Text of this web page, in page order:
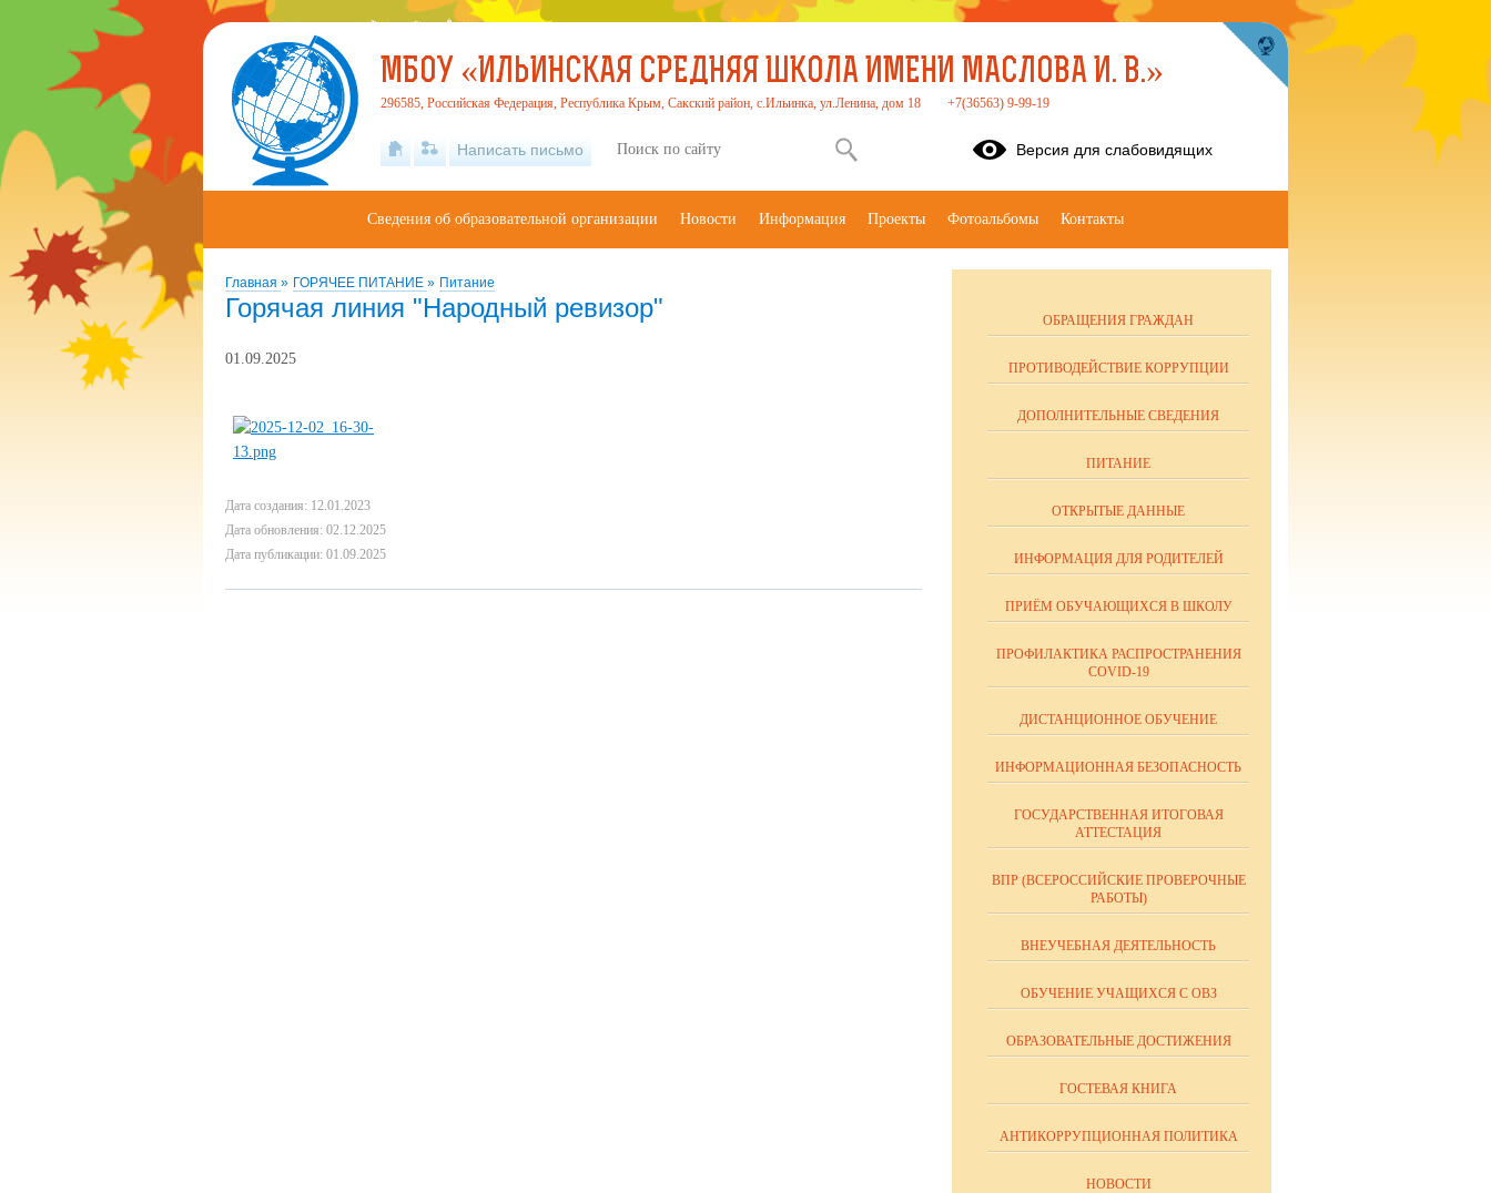
Главная » ГОРЯЧЕЕ ПИТАНИЕ » Питание
Горячая линия "Народный ревизор"
01.09.2025
Дата создания: 12.01.2023
Дата обновления: 02.12.2025
Дата публикации: 01.09.2025
ОБРАЩЕНИЯ ГРАЖДАН
ПРОТИВОДЕЙСТВИЕ КОРРУПЦИИ
ДОПОЛНИТЕЛЬНЫЕ СВЕДЕНИЯ
ПИТАНИЕ
ОТКРЫТЫЕ ДАННЫЕ
ИНФОРМАЦИЯ ДЛЯ РОДИТЕЛЕЙ
ПРИЁМ ОБУЧАЮЩИХСЯ В ШКОЛУ
ПРОФИЛАКТИКА РАСПРОСТРАНЕНИЯ
COVID-19
ДИСТАНЦИОННОЕ ОБУЧЕНИЕ
ИНФОРМАЦИОННАЯ БЕЗОПАСНОСТЬ
ГОСУДАРСТВЕННАЯ ИТОГОВАЯ
АТТЕСТАЦИЯ
ВПР (ВСЕРОССИЙСКИЕ ПРОВЕРОЧНЫЕ
РАБОТЫ)
ВНЕУЧЕБНАЯ ДЕЯТЕЛЬНОСТЬ
ОБУЧЕНИЕ УЧАЩИХСЯ С ОВЗ
ОБРАЗОВАТЕЛЬНЫЕ ДОСТИЖЕНИЯ
ГОСТЕВАЯ КНИГА
АНТИКОРРУПЦИОННАЯ ПОЛИТИКА
НОВОСТИ
МБОУ «ИЛЬИНСКАЯ СРЕДНЯЯ ШКОЛА ИМЕНИ МАСЛОВА И. В.»
296585, Российская Федерация, Республика Крым, Сакский район, с.Ильинка, ул.Ленина, дом 18 +7(36563) 9-99-19
Написать письмо Версия для слабовидящих
Сведения об образовательной организации Новости Информация Проекты Фотоальбомы Контакты